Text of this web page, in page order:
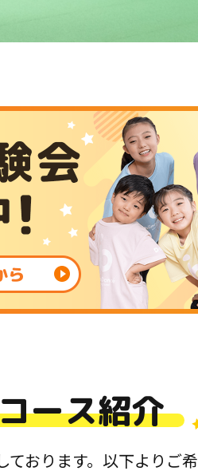
ース紹介
おります。 以下よりご